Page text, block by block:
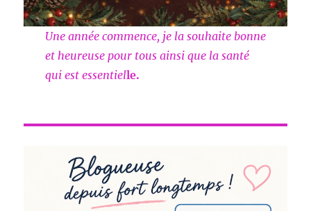
Une année commence, je la souhaite bonne
et heureuse pour tous ainsi que la santé
qui est essentielle.